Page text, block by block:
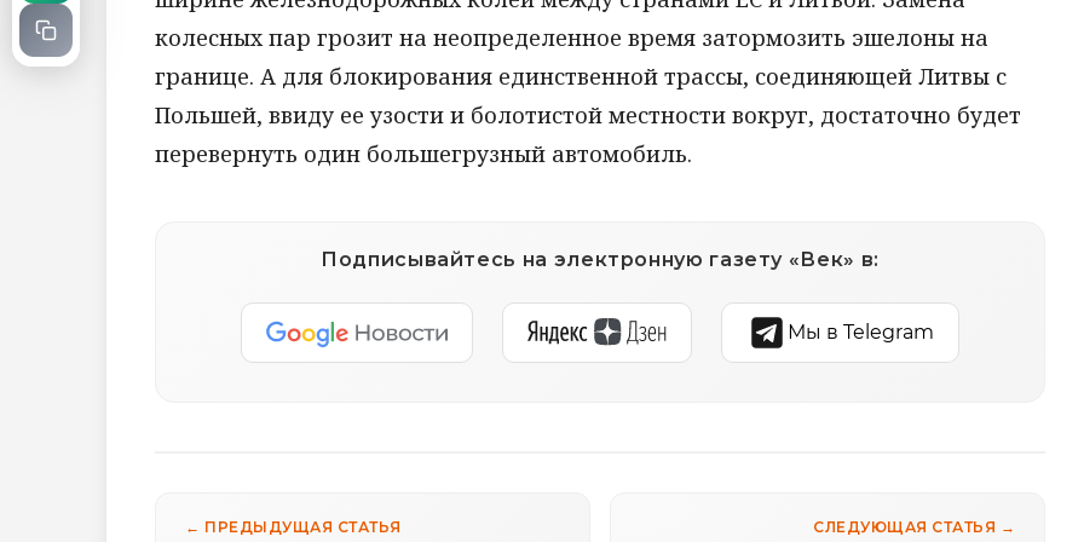
колесных пар грозит на неопределенное время затормозить эшелоны на
границе. А для блокирования единственной трассы, соединяющей Литвы с
Польшей, ввиду ее узости и болотистой местности вокруг, достаточно будет
перевернуть один большегрузный автомобиль.
Подписывайтесь на электронную газету «Век» в:
Мы в Telegram
← ПРЕДЫДУЩАЯ СТАТЬЯ СЛЕДУЮЩАЯ СТАТЬЯ →